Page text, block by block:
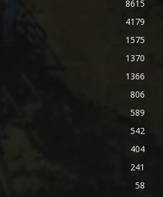
8615
4179
1575
1370
1366
806
589
542
404
241
58